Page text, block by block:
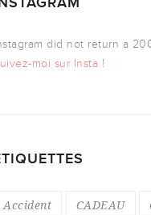
did not return a
moi sur Insta !
Accident CADEAU